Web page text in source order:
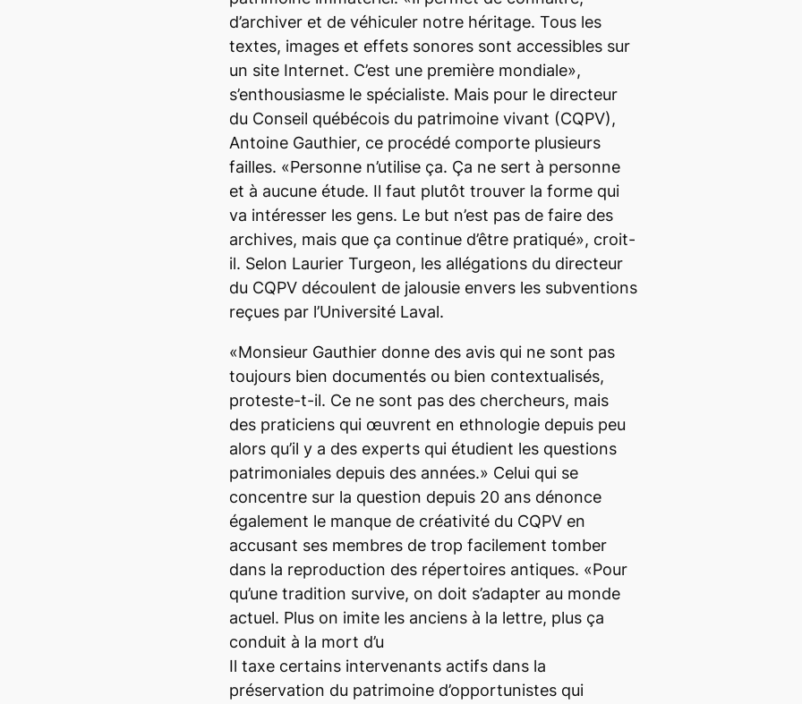
d’archiver et de véhiculer notre héritage. Tous les
textes, images et effets sonores sont accessibles sur
un site Internet. C’est une première mondiale»,
s’enthousiasme le spécialiste. Mais pour le directeur
du Conseil québécois du patrimoine vivant (CQPV),
Antoine Gauthier, ce procédé comporte plusieurs
failles. «Personne n’utilise ça. Ça ne sert à personne
et à aucune étude. Il faut plutôt trouver la forme qui
va intéresser les gens. Le but n’est pas de faire des
archives, mais que ça continue d’être pratiqué», croit-
il. Selon Laurier Turgeon, les allégations du directeur
du CQPV découlent de jalousie envers les subventions
reçues par l’Université Laval.
«Monsieur Gauthier donne des avis qui ne sont pas
toujours bien documentés ou bien contextualisés,
proteste-t-il. Ce ne sont pas des chercheurs, mais
des praticiens qui œuvrent en ethnologie depuis peu
alors qu’il y a des experts qui étudient les questions
patrimoniales depuis des années.» Celui qui se
concentre sur la question depuis 20 ans dénonce
également le manque de créativité du CQPV en
accusant ses membres de trop facilement tomber
dans la reproduction des répertoires antiques. «Pour
qu’une tradition survive, on doit s’adapter au monde
actuel. Plus on imite les anciens à la lettre, plus ça
conduit à la mort d’u
Il taxe certains intervenants actifs dans la
préservation du patrimoine d’opportunistes qui